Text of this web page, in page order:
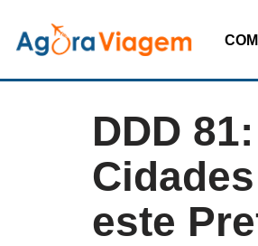
Pular
para
DDD
este